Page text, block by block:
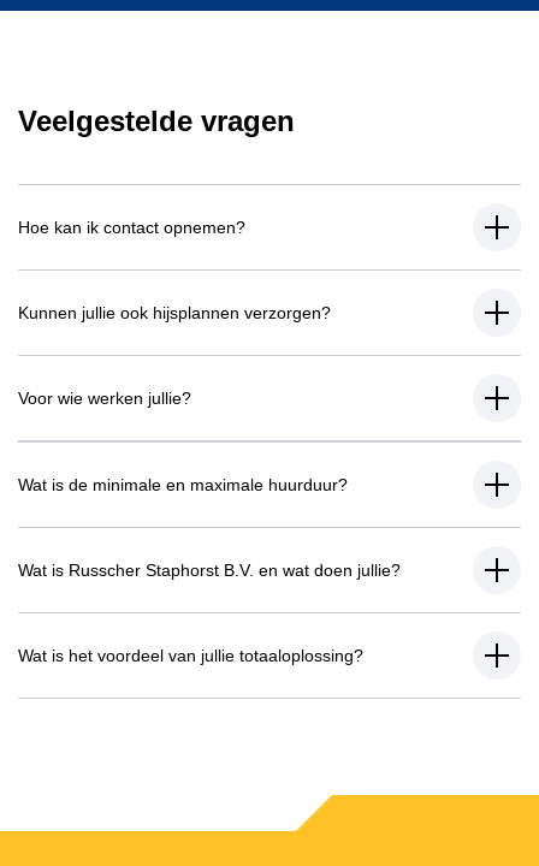
Veelgestelde vragen
Hoe kan ik contact opnemen?
Kunnen jullie ook hijsplannen verzorgen?
Voor wie werken jullie?
Wat is de minimale en maximale huurduur?
Wat is Russcher Staphorst B.V. en wat doen jullie?
Wat is het voordeel van jullie totaaloplossing?